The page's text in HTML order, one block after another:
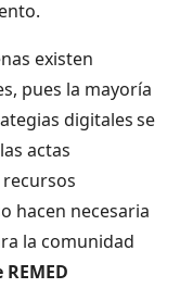
existen
pues la mayoría
digitales se
actas
hacen necesaria
la comunidad